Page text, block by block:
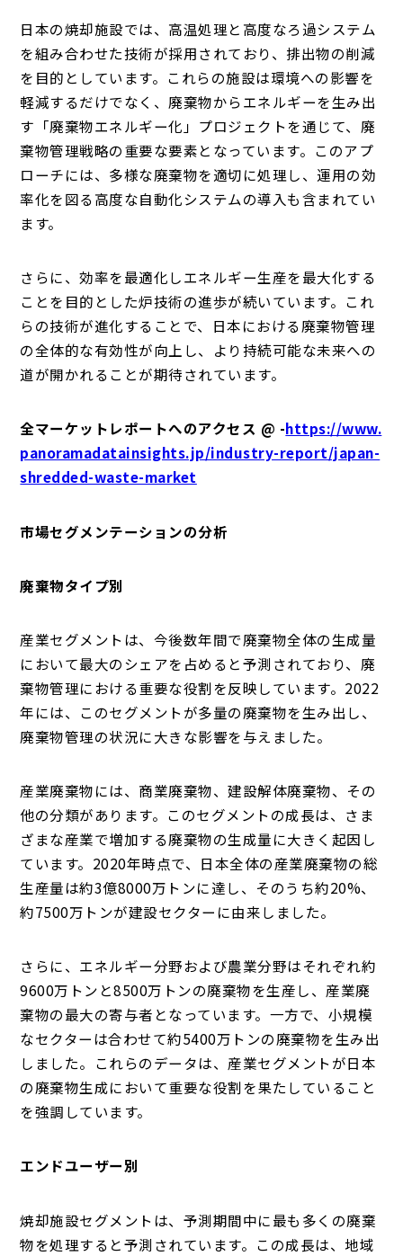
日本の焼却施設では、高温処理と高度なろ過システム
を組み合わせた技術が採用されており、排出物の削減
を目的としています。これらの施設は環境への影響を
軽減するだけでなく、廃棄物からエネルギーを生み出
す「廃棄物エネルギー化」プロジェクトを通じて、廃
棄物管理戦略の重要な要素となっています。このアプ
ローチには、多様な廃棄物を適切に処理し、運用の効
率化を図る高度な自動化システムの導入も含まれてい
ます。
さらに、効率を最適化しエネルギー生産を最大化する
ことを目的とした炉技術の進歩が続いています。これ
らの技術が進化することで、日本における廃棄物管理
の全体的な有効性が向上し、より持続可能な未来への
道が開かれることが期待されています。
全マーケットレポートへのアクセス @ -https://www.
panoramadatainsights.jp/industry-report/japan-
shredded-waste-market
市場セグメンテーションの分析
廃棄物タイプ別
産業セグメントは、今後数年間で廃棄物全体の生成量
において最大のシェアを占めると予測されており、廃
棄物管理における重要な役割を反映しています。2022
年には、このセグメントが多量の廃棄物を生み出し、
廃棄物管理の状況に大きな影響を与えました。
産業廃棄物には、商業廃棄物、建設解体廃棄物、その
他の分類があります。このセグメントの成長は、さま
ざまな産業で増加する廃棄物の生成量に大きく起因し
ています。2020年時点で、日本全体の産業廃棄物の総
生産量は約3億8000万トンに達し、そのうち約20%、
約7500万トンが建設セクターに由来しました。
さらに、エネルギー分野および農業分野はそれぞれ約
9600万トンと8500万トンの廃棄物を生産し、産業廃
棄物の最大の寄与者となっています。一方で、小規模
なセクターは合わせて約5400万トンの廃棄物を生み出
しました。これらのデータは、産業セグメントが日本
の廃棄物生成において重要な役割を果たしていること
を強調しています。
エンドユーザー別
焼却施設セグメントは、予測期間中に最も多くの廃棄
物を処理すると予測されています。この成長は、地域